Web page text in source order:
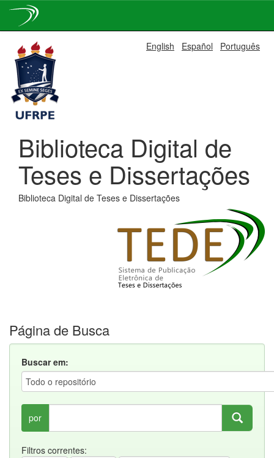
navigation
English Español Português
Biblioteca Digital de
Teses e Dissertações
Biblioteca Digital de Teses e Dissertações
Página de Busca
Buscar em:
por
Filtros correntes: